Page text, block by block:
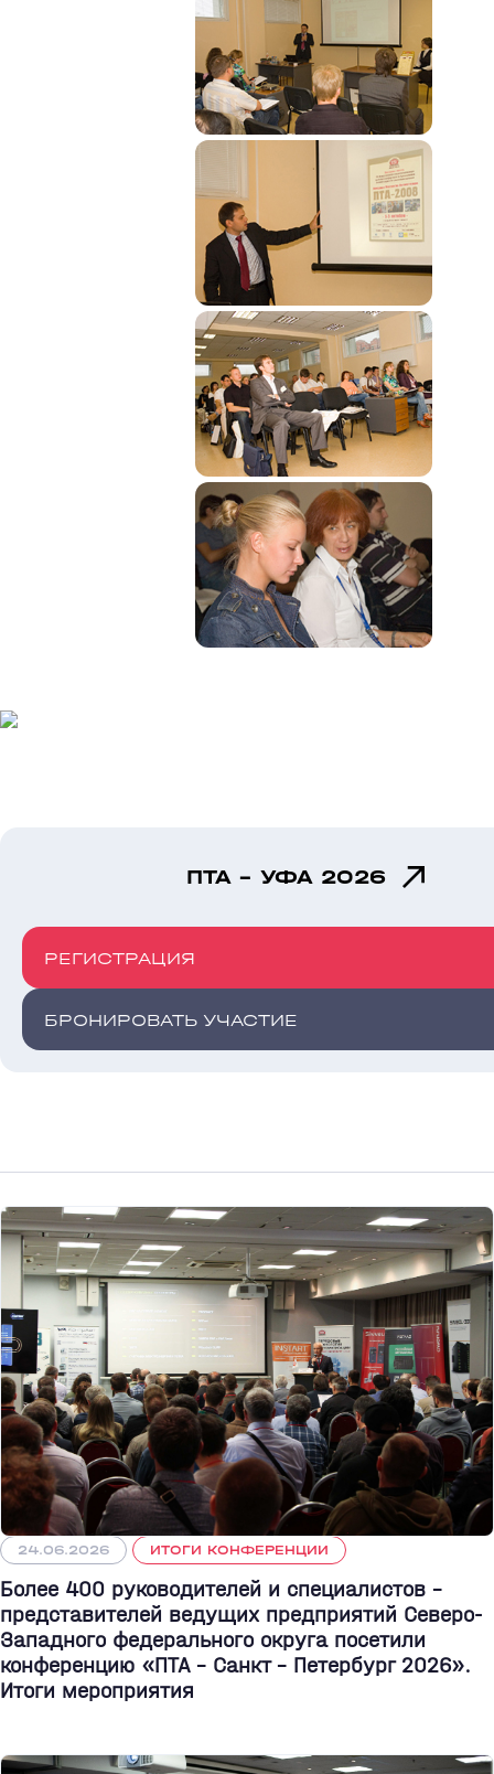
ПТА - УФА 2026
РЕГИСТРАЦИЯ
БРОНИРОВАТЬ УЧАСТИЕ
24.06.2026 ИТОГИ КОНФЕРЕНЦИИ
Более 400 руководителей и специалистов –
представителей ведущих предприятий Северо-
Западного федерального округа посетили
конференцию «ПТА – Санкт - Петербург 2026».
Итоги мероприятия